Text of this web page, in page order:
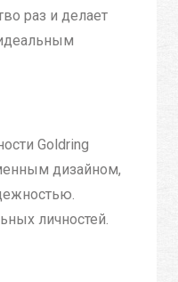
раз и делает
Goldring
дизайном,
личностей.